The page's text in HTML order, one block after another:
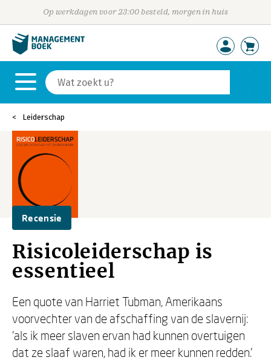
Op werkdagen voor 23:00 besteld, morgen in huis
Leiderschap
Recensie
Risicoleiderschap is
essentieel
Een quote van Harriet Tubman, Amerikaans
voorvechter van de afschaffing van de slavernij:
‘als ik meer slaven ervan had kunnen overtuigen
dat ze slaaf waren, had ik er meer kunnen redden.’